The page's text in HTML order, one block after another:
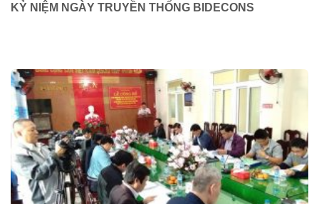
KỶ NIỆM NGÀY TRUYỀN THỐNG BIDECONS